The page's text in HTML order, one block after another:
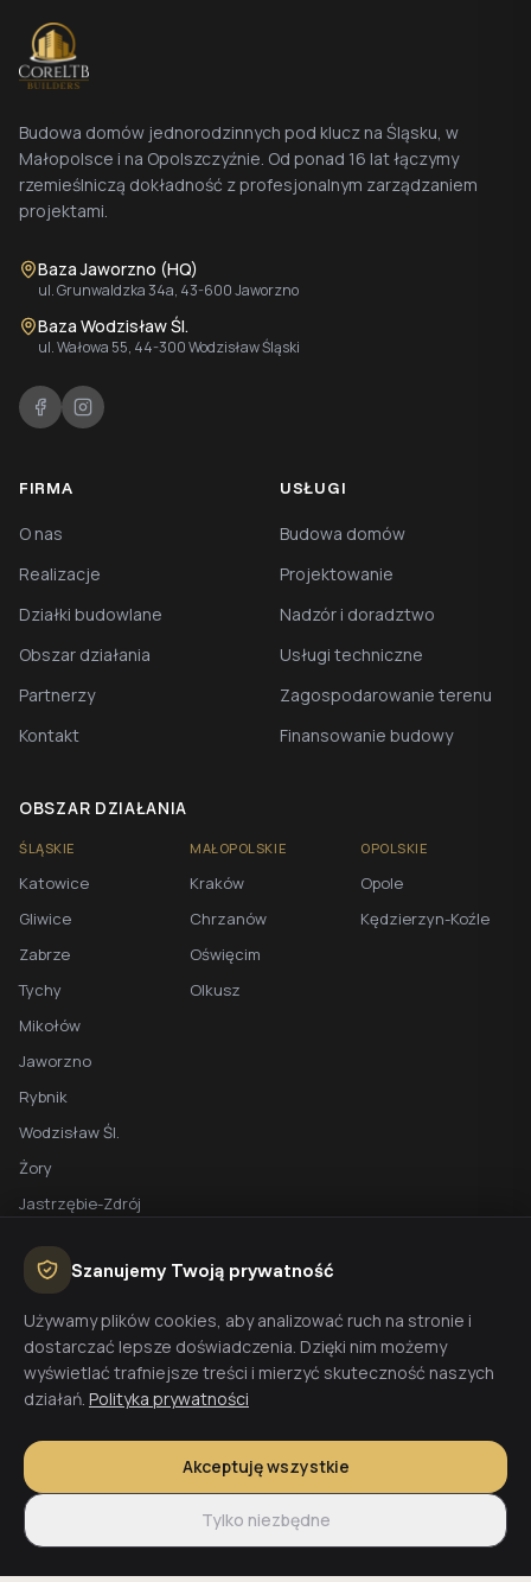
Budowa domów jednorodzinnych pod klucz na Śląsku, w
Małopolsce i na Opolszczyźnie. Od ponad 16 lat łączymy
rzemieślniczą dokładność z profesjonalnym zarządzaniem
projektami.
Baza Jaworzno (HQ)
ul. Grunwaldzka 34a, 43-600 Jaworzno
Baza Wodzisław Śl.
ul. Wałowa 55, 44-300 Wodzisław Śląski
FIRMA
O nas
Realizacje
Działki budowlane
Obszar działania
Partnerzy
Kontakt
USŁUGI
Budowa domów
Projektowanie
Nadzór i doradztwo
Usługi techniczne
Zagospodarowanie terenu
Finansowanie budowy
OBSZAR DZIAŁANIA
ŚLĄSKIE
Katowice
Gliwice
Zabrze
Tychy
Mikołów
Jaworzno
Rybnik
Wodzisław Śl.
Żory
Jastrzębie-Zdrój
MAŁOPOLSKIE
Kraków
Chrzanów
Oświęcim
Olkusz
OPOLSKIE
Opole
Kędzierzyn-Koźle
BEZPŁATNA WYCENA
Planujesz budowę domu? Skontaktuj się z nami - przygotujemy
wycenę w 48h.
Wyceń budowę
© 2026 CoreLTB Builders sp. z o.o. Wszelkie prawa zastrzeżone.
Szanujemy Twoją prywatność
Używamy plików cookies, aby analizować ruch na stronie i
dostarczać lepsze doświadczenia. Dzięki nim możemy
wyświetlać trafniejsze treści i mierzyć skuteczność naszych
działań. Polityka prywatności
Akceptuję wszystkie
Tylko niezbędne